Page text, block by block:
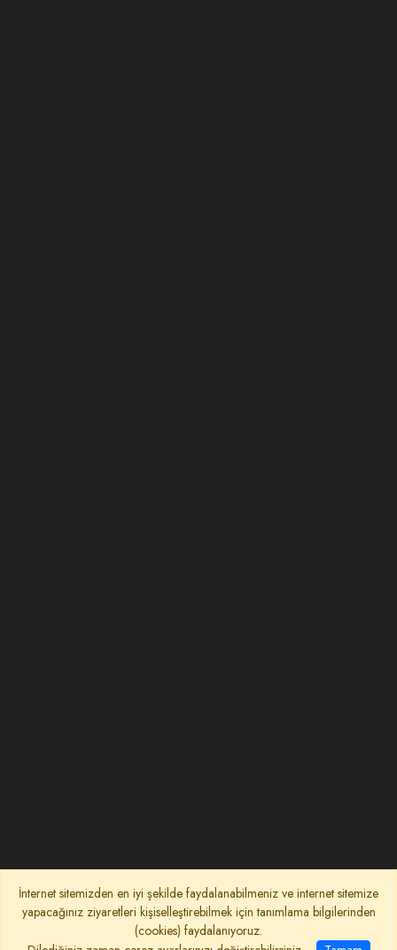
İnternet sitemizden en iyi şekilde faydalanabilmeniz ve internet sitemize
yapacağınız ziyaretleri kişiselleştirebilmek için tanımlama bilgilerinden
(cookies) faydalanıyoruz.